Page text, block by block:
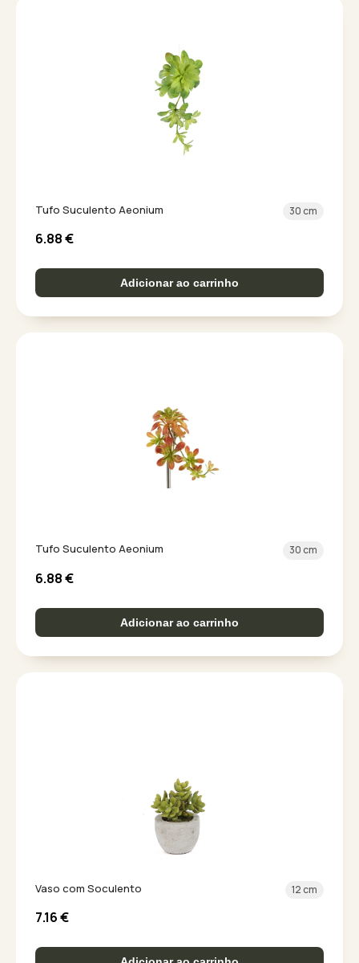
Tufo Suculento Aeonium 30 cm
6.88€
Adicionar ao carrinho
Tufo Suculento Aeonium 30 cm
6.88€
Adicionar ao carrinho
Vaso com Soculento 12 cm
7.16€